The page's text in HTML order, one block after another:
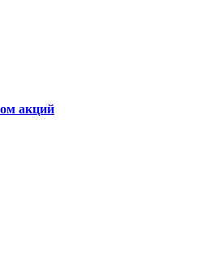
акций